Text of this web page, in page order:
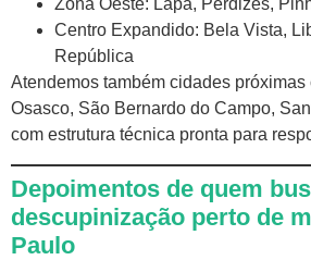
Zona Oeste: Lapa, Perdizes,
Centro Expandido: Bela Vista,
República
Atendemos também cidades próximas
Osasco, São Bernardo do Campo,
com estrutura técnica pronta para
Depoimentos de quem
descupinização perto de
Paulo